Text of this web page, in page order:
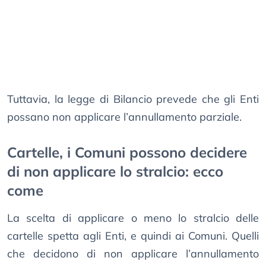
Tuttavia, la legge di Bilancio prevede che gli Enti
possano non applicare l’annullamento parziale.
Cartelle, i Comuni possono decidere
di non applicare lo stralcio: ecco
come
La scelta di applicare o meno lo stralcio delle
cartelle spetta agli Enti, e quindi ai Comuni. Quelli
che decidono di non applicare l’annullamento